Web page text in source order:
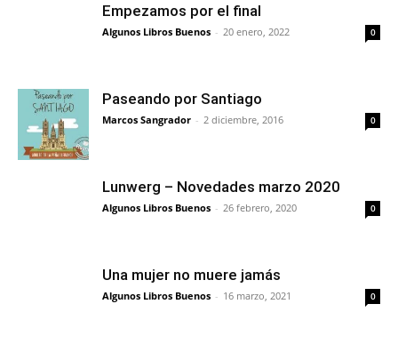
Empezamos por el final
Algunos Libros Buenos - 20 enero, 2022 0
Paseando por Santiago
Marcos Sangrador - 2 diciembre, 2016 0
Lunwerg – Novedades marzo 2020
Algunos Libros Buenos - 26 febrero, 2020 0
Una mujer no muere jamás
Algunos Libros Buenos - 16 marzo, 2021 0